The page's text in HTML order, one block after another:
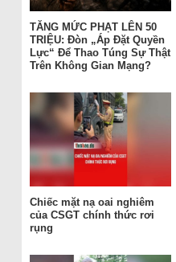
TĂNG MỨC PHẠT LÊN 50
TRIỆU: Đòn „Áp Đặt Quyền
Lực“ Để Thao Túng Sự Thật
Trên Không Gian Mạng?
Chiếc mặt nạ oai nghiêm
của CSGT chính thức rơi
rụng